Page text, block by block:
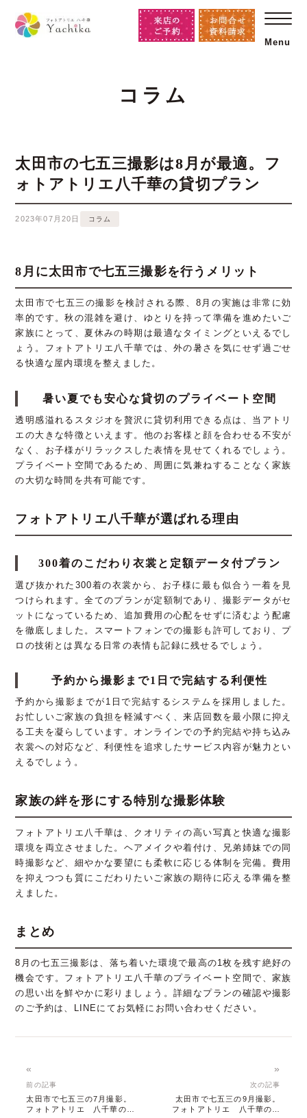
Menu
コラム
太田市の七五三撮影は8月が最適。フ
ォトアトリエ八千華の貸切プラン
2023年07月20日 コラム
8月に太田市で七五三撮影を行うメリット
太田市で七五三の撮影を検討される際、8月の実施は非常に効
率的です。秋の混雑を避け、ゆとりを持って準備を進めたいご
家族にとって、夏休みの時期は最適なタイミングといえるでし
ょう。フォトアトリエ八千華では、外の暑さを気にせず過ごせ
る快適な屋内環境を整えました。
暑い夏でも安心な貸切のプライベート空間
透明感溢れるスタジオを贅沢に貸切利用できる点は、当アトリ
エの大きな特徴といえます。他のお客様と顔を合わせる不安が
なく、お子様がリラックスした表情を見せてくれるでしょう。
プライベート空間であるため、周囲に気兼ねすることなく家族
の大切な時間を共有可能です。
フォトアトリエ八千華が選ばれる理由
300着のこだわり衣裳と定額データ付プラン
選び抜かれた300着の衣裳から、お子様に最も似合う一着を見
つけられます。全てのプランが定額制であり、撮影データがセ
ットになっているため、追加費用の心配をせずに済むよう配慮
を徹底しました。スマートフォンでの撮影も許可しており、プ
ロの技術とは異なる日常の表情も記録に残せるでしょう。
予約から撮影まで1日で完結する利便性
予約から撮影までが1日で完結するシステムを採用しました。
お忙しいご家族の負担を軽減すべく、来店回数を最小限に抑え
る工夫を凝らしています。オンラインでの予約完結や持ち込み
衣裳への対応など、利便性を追求したサービス内容が魅力とい
えるでしょう。
家族の絆を形にする特別な撮影体験
フォトアトリエ八千華は、クオリティの高い写真と快適な撮影
環境を両立させました。ヘアメイクや着付け、兄弟姉妹での同
時撮影など、細やかな要望にも柔軟に応じる体制を完備。費用
を抑えつつも質にこだわりたいご家族の期待に応える準備を整
えました。
まとめ
8月の七五三撮影は、落ち着いた環境で最高の1枚を残す絶好の
機会です。フォトアトリエ八千華のプライベート空間で、家族
の思い出を鮮やかに彩りましょう。詳細なプランの確認や撮影
のご予約は、LINEにてお気軽にお問い合わせください。
«
前の記事
太田市で七五三の7月撮影。
フォトアトリエ 八千華の貸
»
次の記事
太田市で七五三の9月撮影。
フォトアトリエ 八千華の貸